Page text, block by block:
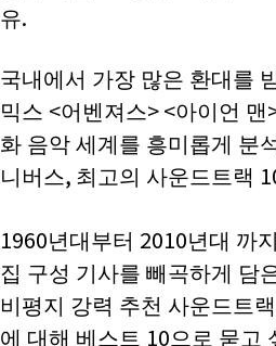
행사안내
공지사항
동문우대업체
유.
국내에서 가장 많은 환대를
믹스 <어벤져스> <아이언 맨
화 음악 세계를 흥미롭게 분
니버스, 최고의 사운드트랙
1960년대부터 2010년대 까
집 구성 기사를 빼곡하게 담
비평지 강력 추천 사운드트
에 대해 베스트 10으로 묻고